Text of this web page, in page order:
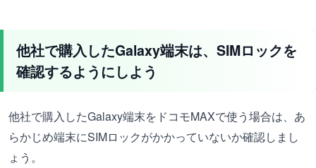
他社で購入したGalaxy端末は、SIMロックを
確認するようにしよう
他社で購入したGalaxy端末をドコモMAXで使う場合は、あ
らかじめ端末にSIMロックがかかっていないか確認しまし
ょう。